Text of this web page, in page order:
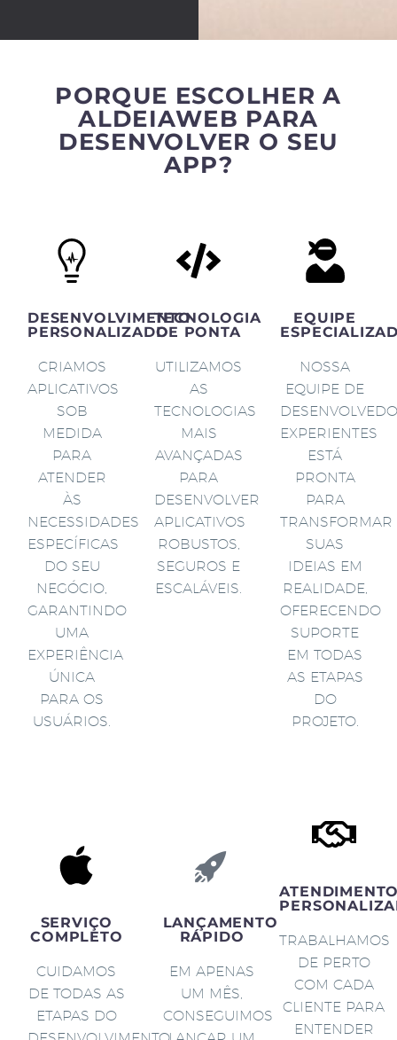
PORQUE ESCOLHER A
ALDEIAWEB PARA
DESENVOLVER O SEU
APP?
DESENVOLVIMENTO
PERSONALIZADO
CRIAMOS
APLICATIVOS
SOB
MEDIDA
PARA
ATENDER
ÀS
NECESSIDADES
ESPECÍFICAS
DO SEU
NEGÓCIO,
GARANTINDO
UMA
EXPERIÊNCIA
ÚNICA
PARA OS
USUÁRIOS.
TECNOLOGIA
DE PONTA
UTILIZAMOS
AS
TECNOLOGIAS
MAIS
AVANÇADAS
PARA
DESENVOLVER
APLICATIVOS
ROBUSTOS,
SEGUROS E
ESCALÁVEIS.
EQUIPE
NOSSA
EQUIPE DE
EXPERIENTES
ESTÁ
PRONTA
PARA
TRANSFORMAR
SUAS
IDEIAS EM
REALIDADE,
OFERECENDO
SUPORTE
EM TODAS
AS ETAPAS
DO
PROJETO.
SERVIÇO
COMPLETO
CUIDAMOS
DE TODAS AS
ETAPAS DO
LANÇAMENTO
RÁPIDO
EM APENAS
UM MÊS,
CONSEGUIMOS
TRABALHAMOS
DE PERTO
COM CADA
CLIENTE PARA
ENTENDER